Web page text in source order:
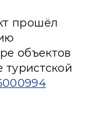
прошёл
объектов